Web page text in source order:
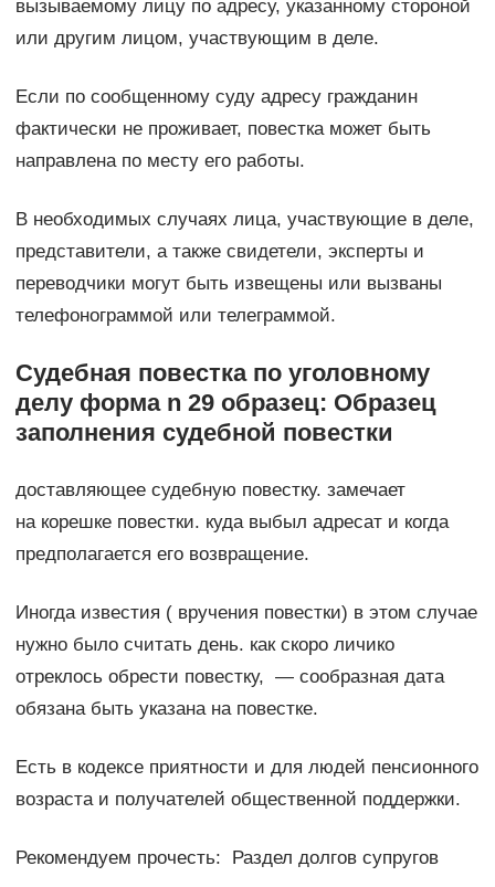
вызываемому лицу по адресу, указанному стороной
или другим лицом, участвующим в деле.
Если по сообщенному суду адресу гражданин
фактически не проживает, повестка может быть
направлена по месту его работы.
В необходимых случаях лица, участвующие в деле,
представители, а также свидетели, эксперты и
переводчики могут быть извещены или вызваны
телефонограммой или телеграммой.
Судебная повестка по уголовному
делу форма n 29 образец: Образец
заполнения судебной повестки
доставляющее судебную повестку. замечает
на корешке повестки. куда выбыл адресат и когда
предполагается его возвращение.
Иногда известия ( вручения повестки) в этом случае
нужно было считать день. как скоро личико
отреклось обрести повестку, — сообразная дата
обязана быть указана на повестке.
Есть в кодексе приятности и для людей пенсионного
возраста и получателей общественной поддержки.
Рекомендуем прочесть: Раздел долгов супругов